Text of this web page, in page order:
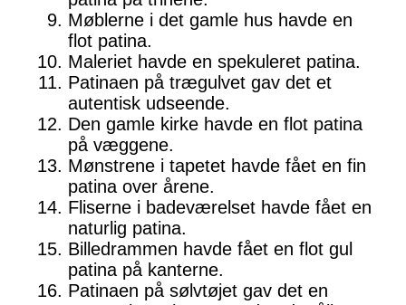
Møblerne i det gamle hus havde en
flot patina.
Maleriet havde en spekuleret patina.
Patinaen på trægulvet gav det et
autentisk udseende.
Den gamle kirke havde en flot patina
på væggene.
Mønstrene i tapetet havde fået en fin
patina over årene.
Fliserne i badeværelset havde fået en
naturlig patina.
Billedrammen havde fået en flot gul
patina på kanterne.
Patinaen på sølvtøjet gav det en